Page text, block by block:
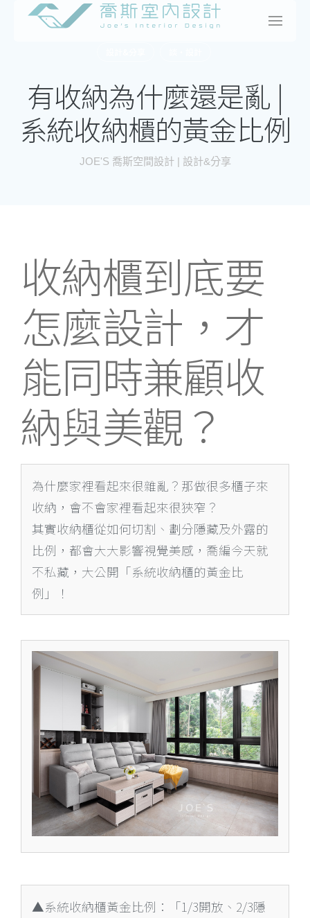
有收納為什麼還是亂 |
系統收納櫃的黃金比例
JOE'S 喬斯空間設計 | 設計&分享
收納櫃到底要
怎麼設計，才
能同時兼顧收
納與美觀？
為什麼家裡看起來很雜亂？那做很多櫃子來
收納，會不會家裡看起來很狹窄？
其實收納櫃從如何切割、劃分隱藏及外露的
比例，都會大大影響視覺美感，喬編今天就
不私藏，大公開「系統收納櫃的黃金比
例」！
▲系統收納櫃黃金比例：「1/3開放、2/3隱